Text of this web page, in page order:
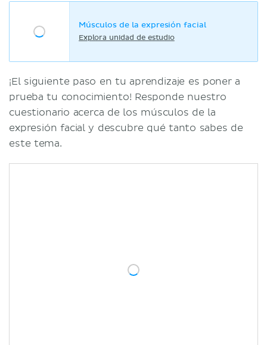
Músculos de la expresión facial
Explora unidad de estudio
¡El siguiente paso en tu aprendizaje es poner a
prueba tu conocimiento! Responde nuestro
cuestionario acerca de los músculos de la
expresión facial y descubre qué tanto sabes de
este tema.